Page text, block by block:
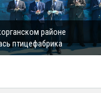
районе
птицефабрика